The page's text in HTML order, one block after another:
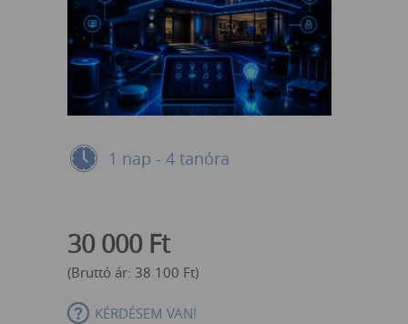
1 nap - 4 tanóra
30 000 Ft
(Bruttó ár: 38 100 Ft)
KÉRDÉSEM VAN!